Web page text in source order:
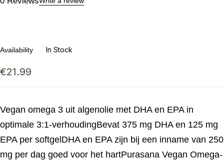
Availability In Stock
€21.99
Vegan omega 3 uit algenolie met DHA en EPA in
optimale 3:1-verhoudingBevat 375 mg DHA en 125 mg
EPA per softgelDHA en EPA zijn bij een inname van 250
mg per dag goed voor het hartPurasana Vegan Omega-